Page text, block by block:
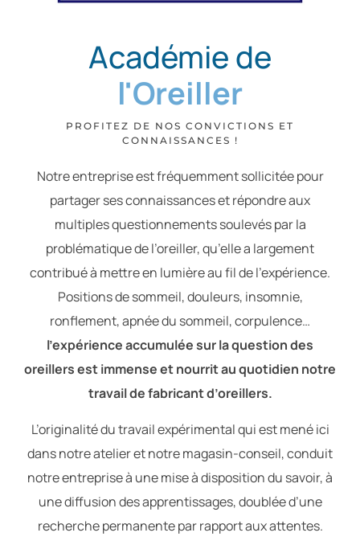
Académie de
l'Oreiller
PROFITEZ DE NOS CONVICTIONS ET
CONNAISSANCES !
Notre entreprise est fréquemment sollicitée pour
partager ses connaissances et répondre aux
multiples questionnements soulevés par la
problématique de l’oreiller, qu’elle a largement
contribué à mettre en lumière au fil de l’expérience.
Positions de sommeil, douleurs, insomnie,
ronflement, apnée du sommeil, corpulence…
l’expérience accumulée sur la question des
oreillers est immense et nourrit au quotidien notre
travail de fabricant d’oreillers.
L’originalité du travail expérimental qui est mené ici
dans notre atelier et notre magasin-conseil, conduit
notre entreprise à une mise à disposition du savoir, à
une diffusion des apprentissages, doublée d’une
recherche permanente par rapport aux attentes.